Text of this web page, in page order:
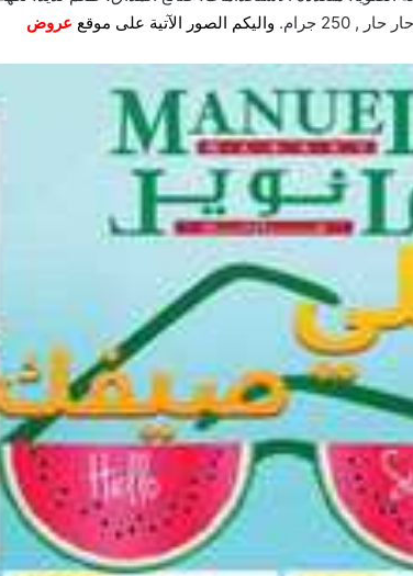
واليكم الصور الآتية على موقع عروض